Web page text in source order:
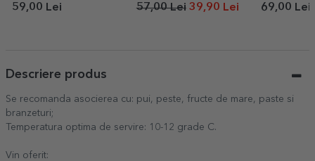
personalizat cu text
59,00 Lei
text - Summer
57,00 Lei39,90 Lei
spate cu
69,00 Lei
Descriere produs
Se recomanda asocierea cu: pui, peste, fructe de mare, paste si
branzeturi;
Temperatura optima de servire: 10-12 grade C.
Vin oferit: